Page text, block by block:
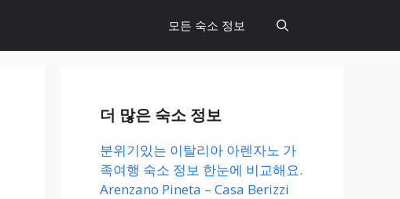
모든 숙소 정보
더 많은 숙소 정보
분위기있는 이탈리아 아렌자노 가
족여행 숙소 정보 한눈에 비교해요.
Arenzano Pineta – Casa Berizzi